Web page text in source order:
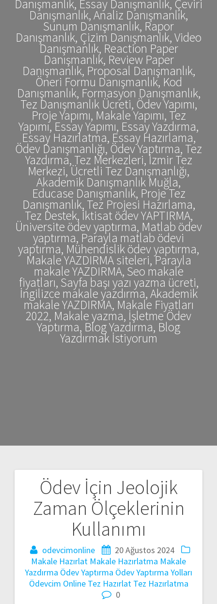
Danışmanlık, Essay Danışmanlık, Çeviri
Danışmanlık, Analiz Danışmanlık,
Sunum Danışmanlık, Rapor
Danışmanlık, Çizim Danışmanlık, Video
Danışmanlık, Reaction Paper
Danışmanlık, Review Paper
Danışmanlık, Proposal Danışmanlık,
Öneri Formu Danışmanlık, Kod
Danışmanlık, Formasyon Danışmanlık,
Tez Danışmanlık Ücreti, Ödev Yapımı,
Proje Yapımı, Makale Yapımı, Tez
Yapımı, Essay Yapımı, Essay Yazdırma,
Essay Hazırlatma, Essay Hazırlama,
Ödev Danışmanlığı, Ödev Yaptırma, Tez
Yazdırma, Tez Merkezleri, İzmir Tez
Merkezi, Ücretli Tez Danışmanlığı,
Akademik Danışmanlık Muğla,
Educase Danışmanlık, Proje Tez
Danışmanlık, Tez Projesi Hazırlama,
Tez Destek, İktisat ödev YAPTIRMA,
Üniversite ödev yaptırma, Matlab ödev
yaptırma, Parayla matlab ödevi
yaptırma, Mühendislik ödev yaptırma,
Makale YAZDIRMA siteleri, Parayla
makale YAZDIRMA, Seo makale
fiyatları, Sayfa başı yazı yazma ücreti,
İngilizce makale yazdırma, Akademik
makale YAZDIRMA, Makale Fiyatları
2022, Makale yazma, İşletme Ödev
Yaptırma, Blog Yazdırma, Blog
Yazdırmak İstiyorum
Ödev İçin Jeolojik
Zaman Ölçeklerinin
Kullanımı
odevcimonline
20 Ağustos 2024
Makale Hazırlat Makale Hazırlatma Makale
Yazdırma Ödev Yaptırma Ödev Yaptırma Yolları
Ödevcim Online Tez Hazırlat Tez Hazırlatma
0
Yazı
gezinmesi